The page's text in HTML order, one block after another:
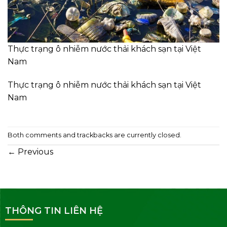
Thực trạng ô nhiễm nước thải khách sạn tại Việt
Nam
Thực trạng ô nhiễm nước thải khách sạn tại Việt
Nam
Both comments and trackbacks are currently closed.
← Previous
THÔNG TIN LIÊN HỆ